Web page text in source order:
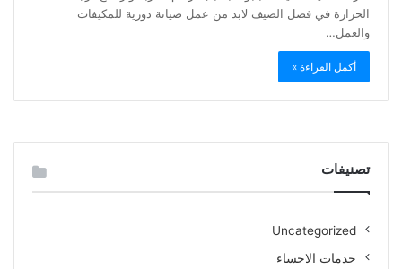
الحرارة في فصل الصيف لابد من عمل صيانة دورية للمكيفات
والعمل…
أكمل القراءة »
تصنيفات
Uncategorized
خدمات الاحساء